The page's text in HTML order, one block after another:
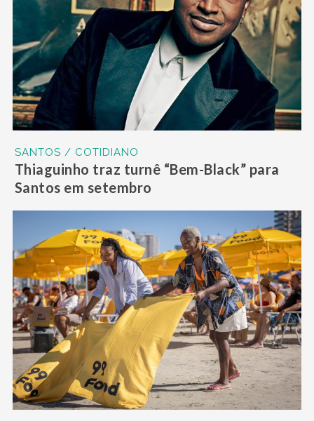
SANTOS / COTIDIANO
Thiaguinho traz turnê “Bem-Black” para
Santos em setembro